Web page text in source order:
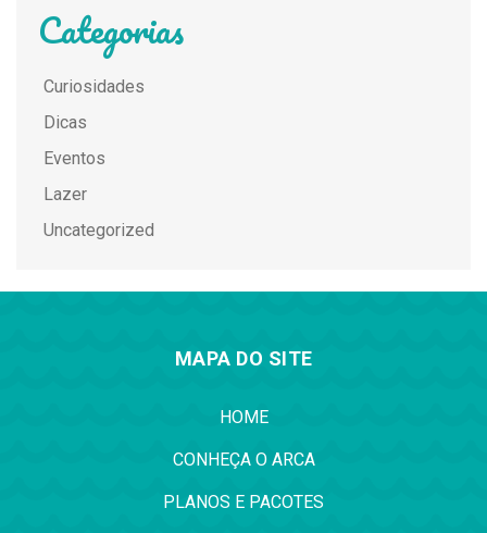
Categorias
Curiosidades
Dicas
Eventos
Lazer
Uncategorized
MAPA DO SITE
HOME
CONHEÇA O ARCA
PLANOS E PACOTES